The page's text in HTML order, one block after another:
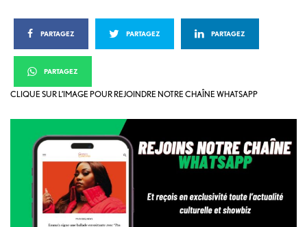
PARTAGEZ PARTAGEZ PARTAGEZ
PARTAGEZ
CLIQUE SUR L’IMAGE POUR REJOINDRE NOTRE CHAÎNE WHATSAPP